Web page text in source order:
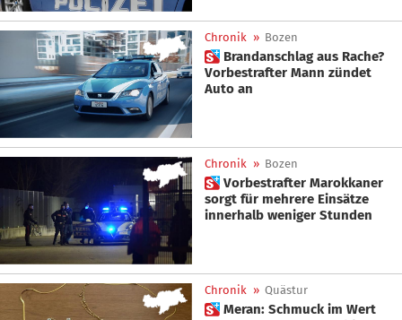
Chronik » Bozen
 Brandanschlag aus Rache?
Vorbestrafter Mann zündet
Auto an
Chronik » Bozen
 Vorbestrafter Marokkaner
sorgt für mehrere Einsätze
innerhalb weniger Stunden
Chronik » Quästur
 Meran: Schmuck im Wert